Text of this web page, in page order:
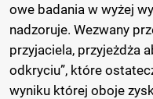
owe badania w wyżej
nadzoruje. Wezwany
przyjaciela, przyjeżdża
odkryciu”, które
wyniku której oboje